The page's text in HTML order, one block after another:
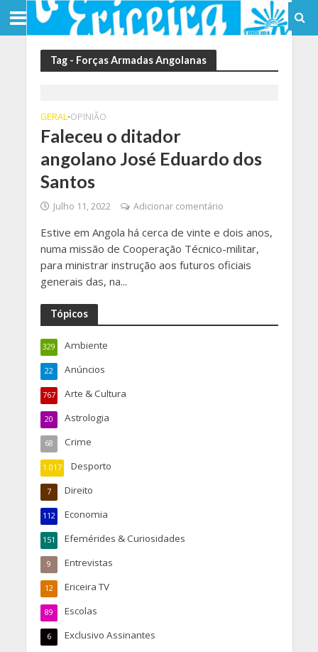
Tag - Forças Armadas Angolanas
GERAL•OPINIÃO
Faleceu o ditador
angolano José Eduardo dos
Santos
Julho 11, 2022 Adicionar comentário
Estive em Angola há cerca de vinte e dois anos,
numa missão de Cooperação Técnico-militar,
para ministrar instrução aos futuros oficiais
generais das, na...
Tópicos
Ambiente
329
Anúncios
22
Arte & Cultura
767
Astrologia
20
Crime
68
Desporto
1.017
Direito
7
Economia
112
Efemérides & Curiosidades
151
Entrevistas
9
Ericeira TV
12
Escolas
89
Exclusivo Assinantes
6